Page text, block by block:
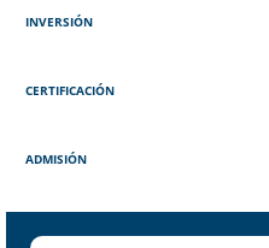
INVERSIÓN
CERTIFICACIÓN
ADMISIÓN